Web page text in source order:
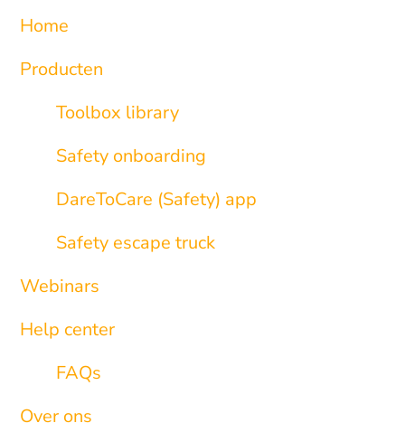
Home
Producten
Toolbox library
Safety onboarding
DareToCare (Safety) app
Safety escape truck
Webinars
Help center
FAQs
Over ons